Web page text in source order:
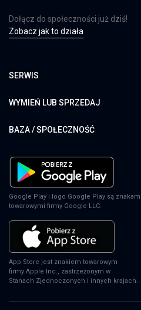
Dołącz do społeczności już dziś!
Zobacz jak to działa
SERWIS
WYMIEŃ LUB SPRZEDAJ
BAZA / SPOŁECZNOŚĆ
Google Play i logo Google Play są znakami
towarowymi firmy Google LLC.
App Store jest znakiem towarowym
firmy Apple Inc., zastrzeżonym w
Stanach Zjednoczonych i innych krajach.